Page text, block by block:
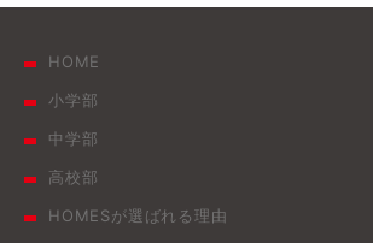
HOME
小学部
中学部
高校部
HOMESが選ばれる理由